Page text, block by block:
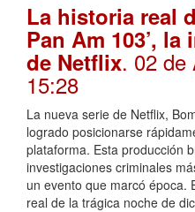
La historia real
Pan Am 103’,
de Netflix. 02 de
15:28
La nueva serie de Netflix,
logrado posicionarse
plataforma. Esta producción
investigaciones criminales
un evento que marcó época.
real de la trágica noche de